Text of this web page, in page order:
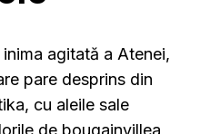
agitată a Atenei,
pare desprins din
cu aleile sale